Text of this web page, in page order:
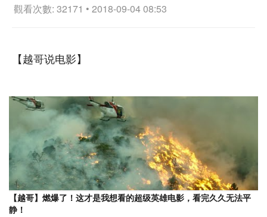
觀看次數: 32171 • 2018-09-04 08:53
【越哥说电影】
【越哥】燃爆了！这才是我想看的超级英雄电影，看完久久无法平
静！